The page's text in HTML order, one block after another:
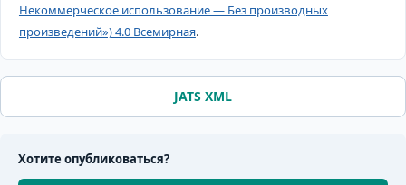
Некоммерческое использование — Без производных
произведений») 4.0 Всемирная.
JATS XML
Хотите опубликоваться?